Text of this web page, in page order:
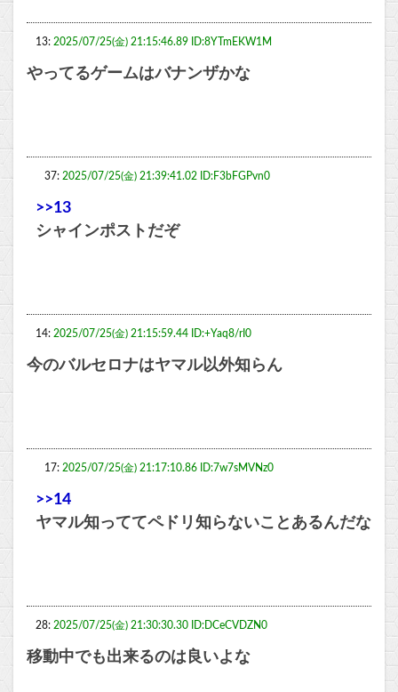
13: 2025/07/25(金) 21:15:46.89 ID:8YTmEKW1M
やってるゲームはバナンザかな
37: 2025/07/25(金) 21:39:41.02 ID:F3bFGPvn0
>>13
シャインポストだぞ
14: 2025/07/25(金) 21:15:59.44 ID:+Yaq8/rI0
今のバルセロナはヤマル以外知らん
17: 2025/07/25(金) 21:17:10.86 ID:7w7sMVNz0
>>14
ヤマル知っててペドリ知らないことあるんだな
28: 2025/07/25(金) 21:30:30.30 ID:DCeCVDZN0
移動中でも出来るのは良いよな